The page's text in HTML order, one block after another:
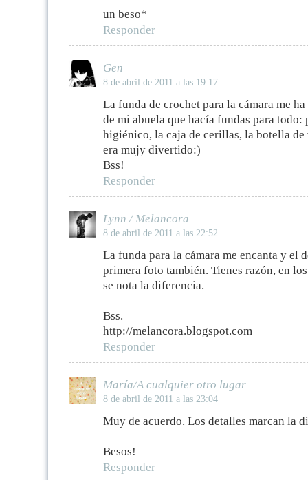
un beso*
Responder
Gen
8 de abril de 2011 a las 19:17
La funda de crochet para la cámara me
de mi abuela que hacía fundas para
higiénico, la caja de cerillas, la botella de
era mujy divertido:)
Bss!
Responder
Lynn / Melancora
8 de abril de 2011 a las 22:52
La funda para la cámara me encanta y el
primera foto también. Tienes razón, en
se nota la diferencia.
Bss.
http://melancora.blogspot.com
Responder
María/A cualquier otro lugar
8 de abril de 2011 a las 23:04
Muy de acuerdo. Los detalles marcan la
Besos!
Responder